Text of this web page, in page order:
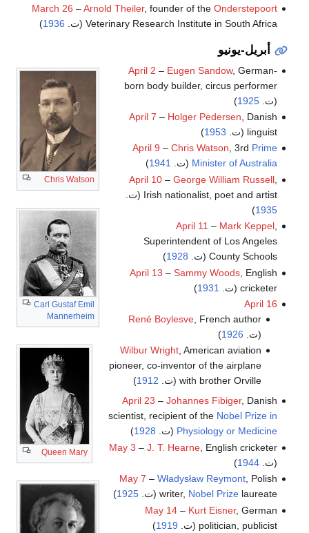
March 26 –Arnold Theiler, founder of the Onderstepoort
Veterinary Research Institute in South Africa (ت.
1936
)
أبريل-يونيو
Chris Watson
Carl Gustaf Emil
Mannerheim
Queen Mary
April 2 – Eugen Sandow, German-
born body builder, circus performer
(ت.1925
)
April 7 – Holger Pedersen , Danish
linguist (ت.
1953
)
April 9 – Chris Watson, 3rd Prime
Minister of Australia (ت. 1941
)
April 10– George William Russell,
Irish nationalist, poet and artist (ت.
1935
)
April 11 – Mark Keppel,
Superintendent of Los Angeles
County Schools (ت.
1928
)
April 13 – Sammy Woods, English
cricketer (ت.
1931
)
April 16
René Boylesve , French author
(ت. 1926
)
Wilbur Wright, American aviation
pioneer, co-inventor of the airplane
with brother Orville (ت.
1912
)
April 23 – Johannes Fibiger, Danish
scientist, recipient of the Nobel Prize in
Physiology or Medicine (ت. 1928
)
May 3 – J. T. Hearne, English cricketer
(ت.1944
)
May 7 – Władysław Reymont, Polish
writer, Nobel Prizelaureate (ت. 1925
)
May 14– Kurt Eisner, German
politician, publicist (ت.
1919
)